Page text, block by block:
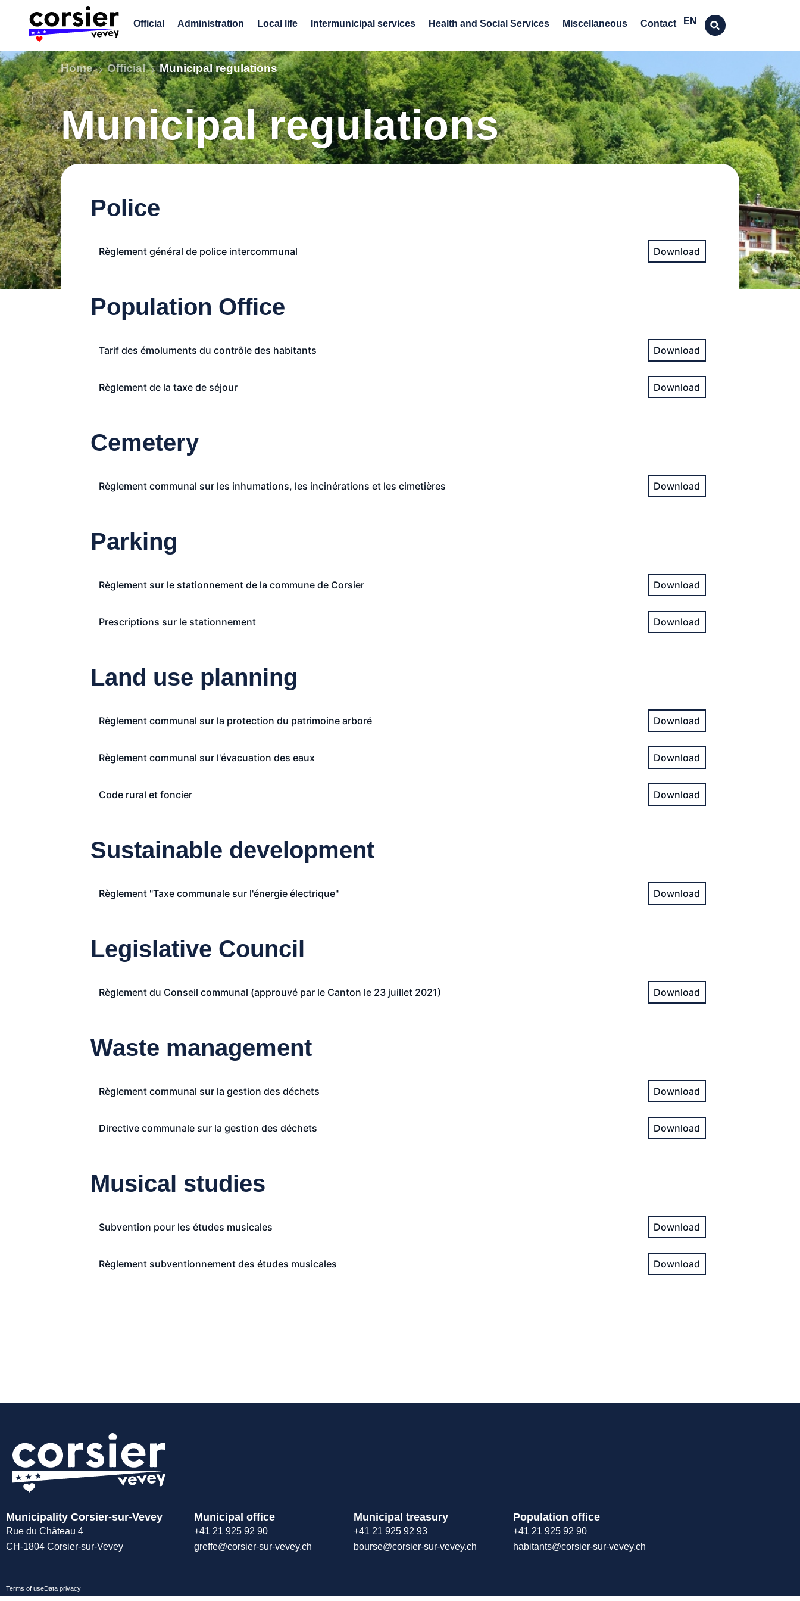
content
Official Administration Local life Intermunicipal services Health and Social Services Miscellaneous Contact EN
DE
Home Official Municipal regulations
Municipal regulations
Police
Règlement général de police intercommunal
Population Office
Tarif des émoluments du contrôle des habitants
Règlement de la taxe de séjour
Cemetery
Règlement communal sur les inhumations, les incinérations et les cimetières
Parking
Règlement sur le stationnement de la commune de Corsier
Prescriptions sur le stationnement
Land use planning
Règlement communal sur la protection du patrimoine arboré
Règlement communal sur l'évacuation des eaux
Code rural et foncier
Sustainable development
Règlement "Taxe communale sur l'énergie électrique"
Legislative Council
Règlement du Conseil communal (approuvé par le Canton le 23 juillet 2021)
Waste management
Règlement communal sur la gestion des déchets
Directive communale sur la gestion des déchets
Musical studies
Subvention pour les études musicales
Règlement subventionnement des études musicales
Municipality Corsier-sur-Vevey
Rue du Château 4
CH-1804 Corsier-sur-Vevey
Municipal office
+41 21 925 92 90
greffe@corsier-sur-vevey.ch
Municipal treasury
+41 21 925 92 93
bourse@corsier-sur-vevey.ch
Population office
+41 21 925 92 90
habitants@corsier-sur-vevey.ch
Terms of useData privacy